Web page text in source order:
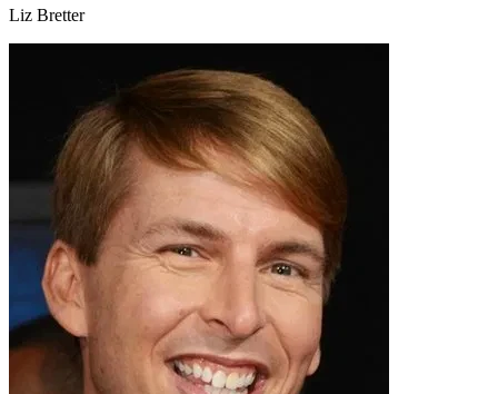
Liz Bretter